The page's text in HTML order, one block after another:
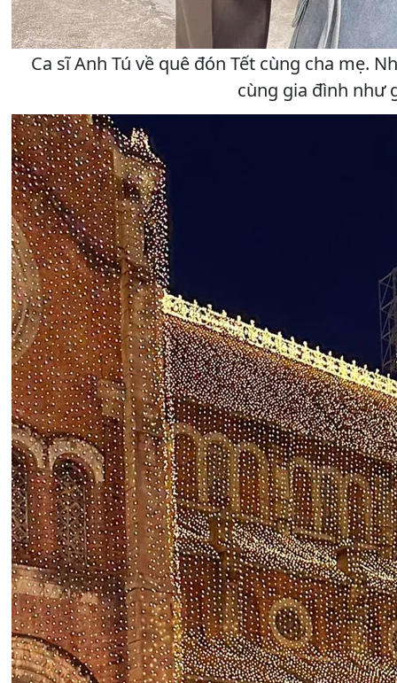
Ca sĩ Anh Tú về quê đón Tết cùng cha mẹ.
cùng gia đình như